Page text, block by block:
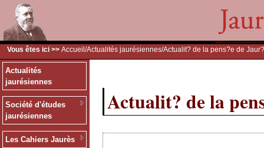
Vous êtes ici >> Accueil /Actualités jaurésiennes/Actualit? de la pens?e de
Actualités
jaurésiennes
Société d'études
jaurésiennes
Les Cahiers Jaurès
Actualit? de la